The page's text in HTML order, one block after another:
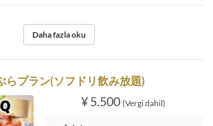
Daha fazla oku
らプラン(ソフドリ飲み放題)
¥ 5.500 (Vergi dahil)